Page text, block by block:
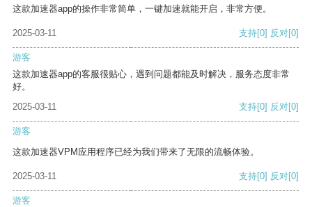
这款加速器app的操作非常简单，一键加速就能开启，非常方便。
2025-03-11 支持[0] 反对[0]
游客
这款加速器app的客服很贴心，遇到问题都能及时解决，服务态度非常
好。
2025-03-11
支持[0] 反对[0]
游客
这款加速器VPM应用程序已经为我们带来了无限的流畅体验。
2025-03-11 支持[0] 反对[0]
游客